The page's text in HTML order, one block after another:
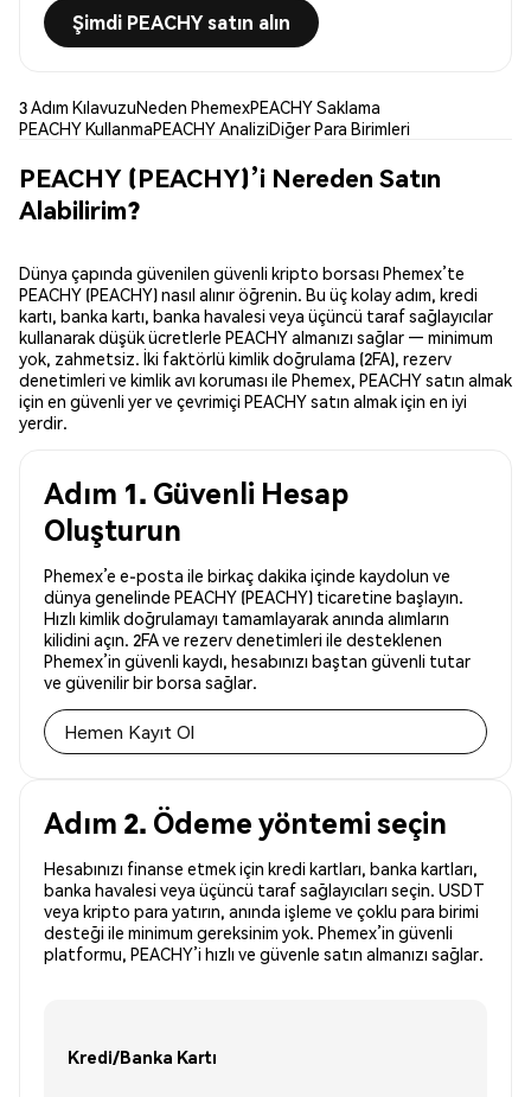
Şimdi PEACHY satın alın
3 Adım KılavuzuNeden PhemexPEACHY Saklama
PEACHY KullanmaPEACHY AnaliziDiğer Para Birimleri
PEACHY (PEACHY)’i Nereden Satın
Alabilirim?
Dünya çapında güvenilen güvenli kripto borsası Phemex’te
PEACHY (PEACHY) nasıl alınır öğrenin. Bu üç kolay adım, kredi
kartı, banka kartı, banka havalesi veya üçüncü taraf sağlayıcılar
kullanarak düşük ücretlerle PEACHY almanızı sağlar — minimum
yok, zahmetsiz. İki faktörlü kimlik doğrulama (2FA), rezerv
denetimleri ve kimlik avı koruması ile Phemex, PEACHY satın almak
için en güvenli yer ve çevrimiçi PEACHY satın almak için en iyi
yerdir.
Adım 1. Güvenli Hesap
Oluşturun
Phemex’e e-posta ile birkaç dakika içinde kaydolun ve
dünya genelinde PEACHY (PEACHY) ticaretine başlayın.
Hızlı kimlik doğrulamayı tamamlayarak anında alımların
kilidini açın. 2FA ve rezerv denetimleri ile desteklenen
Phemex’in güvenli kaydı, hesabınızı baştan güvenli tutar
ve güvenilir bir borsa sağlar.
Hemen Kayıt Ol
Adım 2. Ödeme yöntemi seçin
Hesabınızı finanse etmek için kredi kartları, banka kartları,
banka havalesi veya üçüncü taraf sağlayıcıları seçin. USDT
veya kripto para yatırın, anında işleme ve çoklu para birimi
desteği ile minimum gereksinim yok. Phemex’in güvenli
platformu, PEACHY’i hızlı ve güvenle satın almanızı sağlar.
Kredi/Banka Kartı